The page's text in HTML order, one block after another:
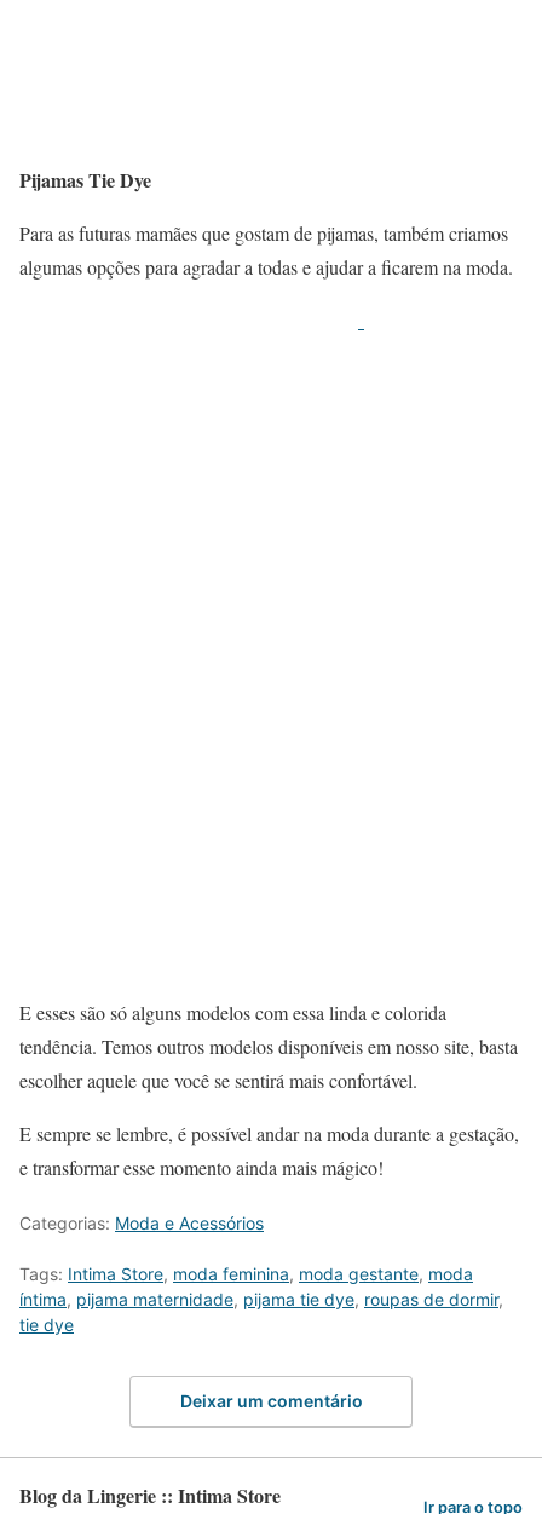
Pijamas Tie Dye
Para as futuras mamães que gostam de pijamas, também criamos
algumas opções para agradar a todas e ajudar a ficarem na moda.
E esses são só alguns modelos com essa linda e colorida
tendência. Temos outros modelos disponíveis em nosso site, basta
escolher aquele que você se sentirá mais confortável.
E sempre se lembre, é possível andar na moda durante a gestação,
e transformar esse momento ainda mais mágico!
Categorias: Moda e Acessórios
Tags: Intima Store, moda feminina, moda gestante, moda
íntima, pijama maternidade, pijama tie dye, roupas de dormir,
tie dye
Deixar um comentário
Blog da Lingerie :: Intima Store Ir para o topo